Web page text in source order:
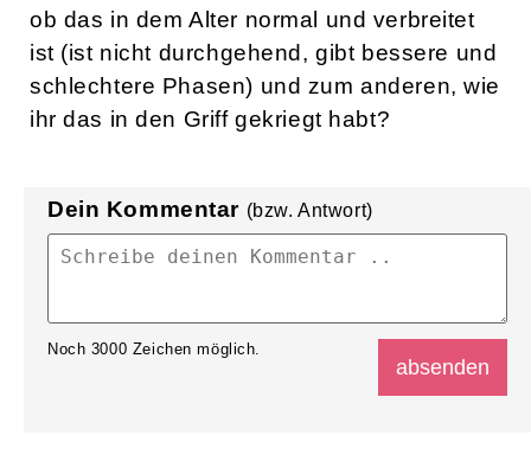
ob das in dem Alter normal und verbreitet
ist (ist nicht durchgehend, gibt bessere und
schlechtere Phasen) und zum anderen, wie
ihr das in den Griff gekriegt habt?
Dein Kommentar (bzw. Antwort)
Noch 3000 Zeichen möglich.